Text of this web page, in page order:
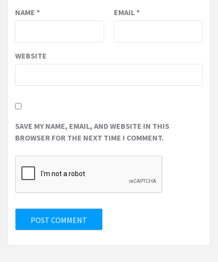
NAME * EMAIL*
WEBSITE
SAVE MY NAME, EMAIL, AND WEBSITE IN THIS
BROWSER FOR THE NEXT TIME I COMMENT.